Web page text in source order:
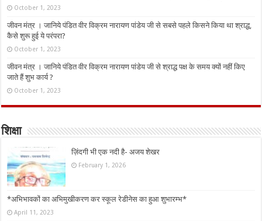
October 1, 2023
जीवन मंत्र । जानिये पंडित वीर विक्रम नारायण पांडेय जी से सबसे पहले किसने किया था श्राद्ध,
कैसे शुरू हुई ये परंपरा?
October 1, 2023
जीवन मंत्र । जानिये पंडित वीर विक्रम नारायण पांडेय जी से श्राद्ध पक्ष के समय क्यों नहीं किए
जाते हैं शुभ कार्य ?
October 1, 2023
शिक्षा
ज़िंदगी भी एक नदी है- अजय शेखर
February 1, 2026
*अभिभावकों का अभिमुखीकरण कर स्कूल रेडीनेस का हुआ शुभारम्भ*
April 11, 2023